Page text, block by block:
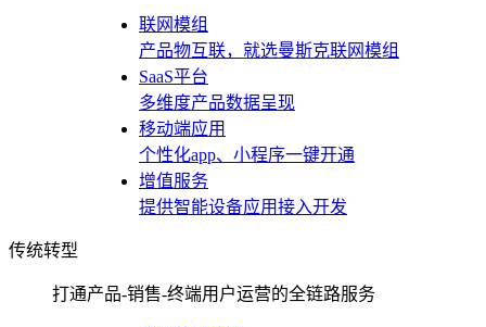
联网模组
产品物互联，就选曼斯克联网模组
SaaS平台
多维度产品数据呈现
移动端应用
个性化app、小程序一键开通
增值服务
提供智能设备应用接入开发
传统转型
打通产品-销售-终端用户运营的全链路服务